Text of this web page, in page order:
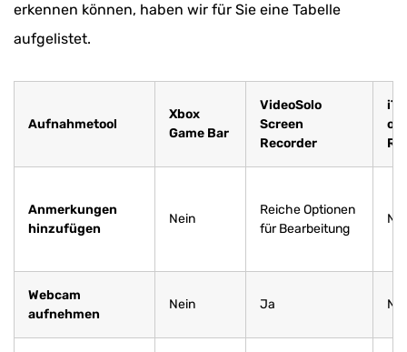
erkennen können, haben wir für Sie eine Tabelle
aufgelistet.
Aufnahmetool
Xbox
Game Bar
VideoSolo
Screen
Recorder
Anmerkungen
hinzufügen
Nein
Reiche Optionen
für Bearbeitung
Webcam
aufnehmen
Nein Ja